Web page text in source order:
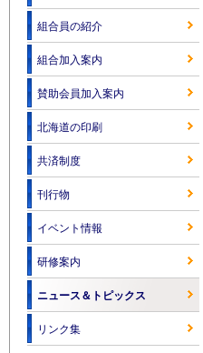
組合員の紹介
組合加入案内
賛助会員加入案内
北海道の印刷
共済制度
刊行物
イベント情報
研修案内
ニュース＆トピックス
リンク集